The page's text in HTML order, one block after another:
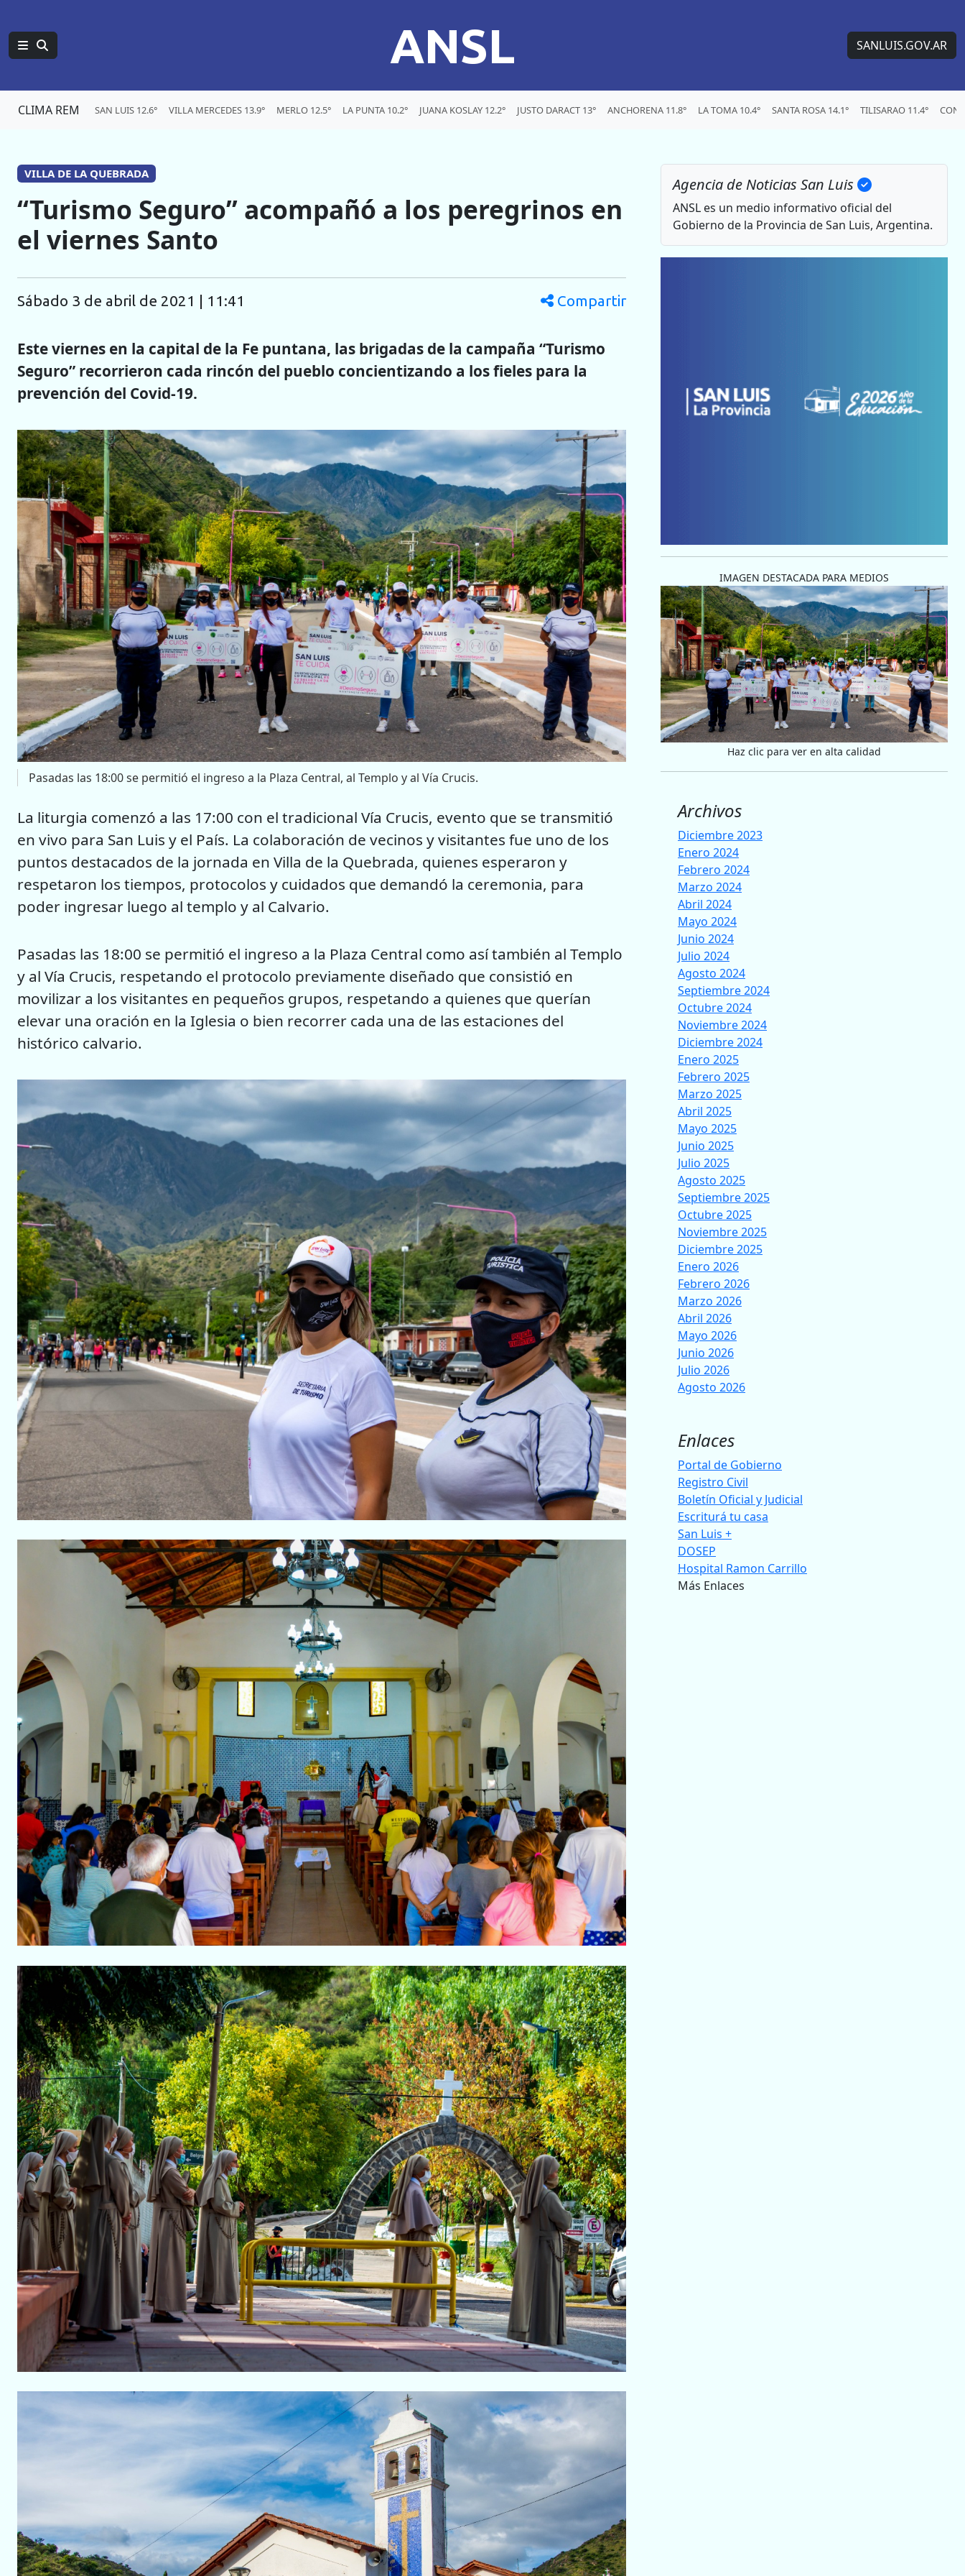
ANSL SANLUIS.GOV.AR
CLIMA REM SAN LUIS 12.6° VILLA MERCEDES 13.9° MERLO 12.5° LA PUNTA 10.2° JUANA KOSLAY 12.2° JUSTO DARACT 13° ANCHORENA 11.8° LA TOMA 10.4° SANTA ROSA 14.1° TILISARAO 11.4°
VILLA DE LA QUEBRADA
“Turismo Seguro” acompañó a los peregrinos en
el viernes Santo
sábado 3 de abril de 2021 | 11:41 Compartir
Este viernes en la capital de la Fe puntana, las brigadas de la campaña “Turismo
Seguro” recorrieron cada rincón del pueblo concientizando a los fieles para la
prevención del Covid-19.
Pasadas las 18:00 se permitió el ingreso a la Plaza Central, al Templo y al Vía Crucis.
La liturgia comenzó a las 17:00 con el tradicional Vía Crucis, evento que se transmitió
en vivo para San Luis y el País. La colaboración de vecinos y visitantes fue uno de los
puntos destacados de la jornada en Villa de la Quebrada, quienes esperaron y
respetaron los tiempos, protocolos y cuidados que demandó la ceremonia, para
poder ingresar luego al templo y al Calvario.
Pasadas las 18:00 se permitió el ingreso a la Plaza Central como así también al Templo
y al Vía Crucis, respetando el protocolo previamente diseñado que consistió en
movilizar a los visitantes en pequeños grupos, respetando a quienes que querían
elevar una oración en la Iglesia o bien recorrer cada una de las estaciones del
histórico calvario.
Agencia de Noticias San Luis
ANSL es un medio informativo oficial del
Gobierno de la Provincia de San Luis, Argentina.
IMAGEN DESTACADA PARA MEDIOS
Haz clic para ver en alta calidad
Archivos
Diciembre 2023
Enero 2024
Febrero 2024
Marzo 2024
Abril 2024
Mayo 2024
Junio 2024
Julio 2024
Agosto 2024
Septiembre 2024
Octubre 2024
Noviembre 2024
Diciembre 2024
Enero 2025
Febrero 2025
Marzo 2025
Abril 2025
Mayo 2025
Junio 2025
Julio 2025
Agosto 2025
Septiembre 2025
Octubre 2025
Noviembre 2025
Diciembre 2025
Enero 2026
Febrero 2026
Marzo 2026
Abril 2026
Mayo 2026
Junio 2026
Julio 2026
Agosto 2026
Enlaces
Portal de Gobierno
Registro Civil
Boletín Oficial y Judicial
Escriturá tu casa
San Luis +
DOSEP
Hospital Ramon Carrillo
Más Enlaces